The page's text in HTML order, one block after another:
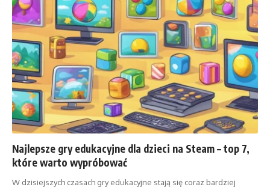
Najlepsze gry edukacyjne dla dzieci na Steam – top 7,
które warto wypróbować
W dzisiejszych czasach gry edukacyjne stają się coraz bardziej